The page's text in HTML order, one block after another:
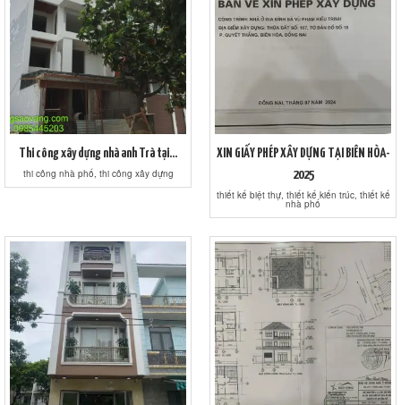
Thi công xây dựng nhà anh Trà tại...
thi công nhà phố, thi công xây dựng
XIN GIẤY PHÉP XÂY DỰNG TẠI BIÊN HÒA-
2025
thiết kế biệt thự, thiết kế kiến trúc, thiết kế
nhà phố